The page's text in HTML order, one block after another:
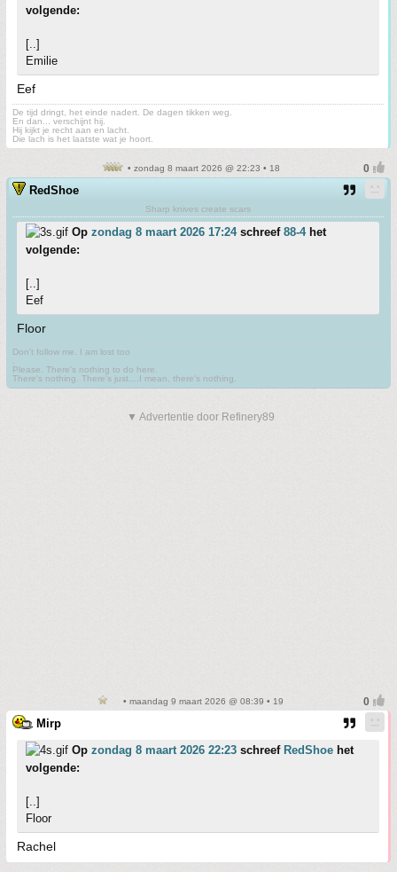
volgende:
[..]
Emilie
Eef
De tijd dringt, het einde nadert. De dagen tikken weg.
En dan... verschijnt hij.
Hij kijkt je recht aan en lacht.
Die lach is het laatste wat je hoort.
• zondag 8 maart 2026 @ 22:23 • 18
RedShoe
Sharp knives create scars
Op zondag 8 maart 2026 17:24schreef 88-4het
volgende:
[..]
Eef
Floor
Don't follow me. I am lost too
Please. There's nothing to do here.
There's nothing. There's just....I mean, there's nothing.
▼ Advertentie door Refinery89
• maandag 9 maart 2026 @ 08:39 • 19
Mirp
Op zondag 8 maart 2026 22:23 schreef RedShoe het
volgende:
[..]
Floor
Rachel